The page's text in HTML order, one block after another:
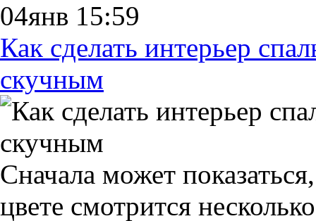
04янв 15:59
Как сделать интерьер
скучным
Сначала может
цвете смотрится несколько